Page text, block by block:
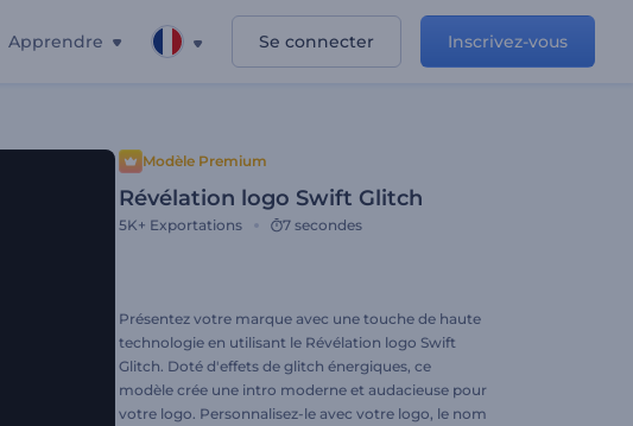
Apprendre Se connecter Inscrivez-vous
Modèle Premium
Révélation logo Swift Glitch
5K+ Exportations 7 secondes
Présentez votre marque avec une touche de haute
technologie en utilisant le Révélation logo Swift
Glitch. Doté d'effets de glitch énergiques, ce
modèle crée une intro moderne et audacieuse pour
votre logo. Personnalisez-le avec votre logo, le nom